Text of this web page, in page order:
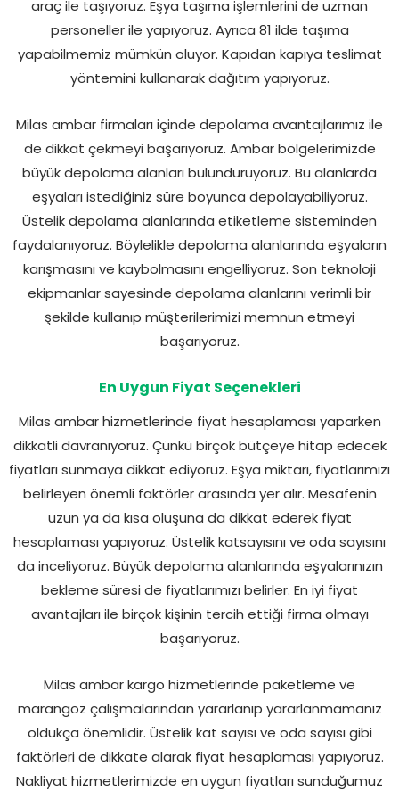
araç ile taşıyoruz. Eşya taşıma işlemlerini de uzman
personeller ile yapıyoruz. Ayrıca 81 ilde taşıma
yapabilmemiz mümkün oluyor. Kapıdan kapıya teslimat
yöntemini kullanarak dağıtım yapıyoruz.
Milas ambar firmaları içinde depolama avantajlarımız ile
de dikkat çekmeyi başarıyoruz. Ambar bölgelerimizde
büyük depolama alanları bulunduruyoruz. Bu alanlarda
eşyaları istediğiniz süre boyunca depolayabiliyoruz.
Üstelik depolama alanlarında etiketleme sisteminden
faydalanıyoruz. Böylelikle depolama alanlarında eşyaların
karışmasını ve kaybolmasını engelliyoruz. Son teknoloji
ekipmanlar sayesinde depolama alanlarını verimli bir
şekilde kullanıp müşterilerimizi memnun etmeyi
başarıyoruz.
En Uygun Fiyat Seçenekleri
Milas ambar hizmetlerinde fiyat hesaplaması yaparken
dikkatli davranıyoruz. Çünkü birçok bütçeye hitap edecek
fiyatları sunmaya dikkat ediyoruz. Eşya miktarı, fiyatlarımızı
belirleyen önemli faktörler arasında yer alır. Mesafenin
uzun ya da kısa oluşuna da dikkat ederek fiyat
hesaplaması yapıyoruz. Üstelik katsayısını ve oda sayısını
da inceliyoruz. Büyük depolama alanlarında eşyalarınızın
bekleme süresi de fiyatlarımızı belirler. En iyi fiyat
avantajları ile birçok kişinin tercih ettiği firma olmayı
başarıyoruz.
Milas ambar kargo hizmetlerinde paketleme ve
marangoz çalışmalarından yararlanıp yararlanmamanız
oldukça önemlidir. Üstelik kat sayısı ve oda sayısı gibi
faktörleri de dikkate alarak fiyat hesaplaması yapıyoruz.
Nakliyat hizmetlerimizde en uygun fiyatları sunduğumuz